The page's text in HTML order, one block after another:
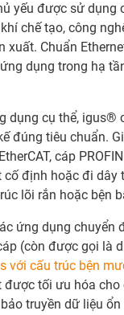
yếu được sử
chế tạo, công
xuất. Chuẩn
dụng trong hạ
dụng cụ thể, igus®
đúng tiêu chuẩn.
cáp
định hoặc đi dây
lõi rắn hoặc bện
ứng dụng chuyển
(còn được gọi là
với cấu trúc bện
được tối ưu hóa cho
truyền dữ liệu